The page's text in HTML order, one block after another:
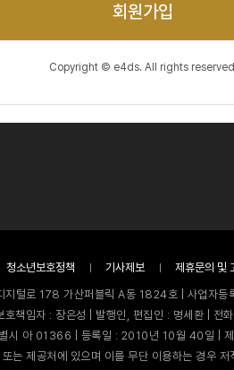
회원가입
Copyright © e4ds. All rights
청소년보호정책 기사제보 제휴문의 및
지털로 178 가산퍼블릭 A동 1824호 | 사업
호책임자 : 장은성 | 발행인, 편집인 : 명세환 |
별시 아 01366 | 등록일 : 2010년 10월 40일 |
는 제공처에 있으며 이를 무단 이용하는 경우 저